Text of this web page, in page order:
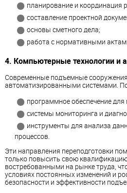
планирование и координация
составление проектной
основы сметного дела;
работа с нормативными
4. Компьютерные технологии и
Современные подъемные
автоматизированными системами.
программное обеспечение для
системы мониторинга и
инструменты для анализа
процессов.
Эти направления переподготовки
только повысить свою
востребованными на рынке труда,
условиях постоянных изменений и
безопасности и эффективности